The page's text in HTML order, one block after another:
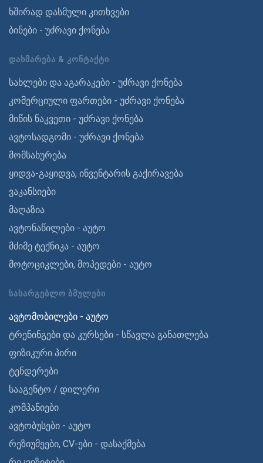
ხშირად დასმული კითხვები
ბინები - უძრავი ქონება
ᲓᲐᲮᲛᲐᲠᲔᲑᲐ & ᲙᲝᲜᲢᲐᲥᲢᲘ
სახლები და აგარაკები - უძრავი ქონება
კომერციული ფართები - უძრავი ქონება
მიწის ნაკვეთი - უძრავი ქონება
ავტოსადგომი - უძრავი ქონება
მომსახურება
ყიდვა-გაყიდვა, ინვენტარის გაქირავება
ვაკანსიები
მაღაზია
ავტონაწილები - აუტო
მძიმე ტექნიკა - აუტო
მოტოციკლები, მოპედები - აუტო
ᲡᲐᲡᲐᲠᲒᲔᲑᲚᲝ ᲑᲛᲣᲚᲔᲑᲘ
ავტომობილები - აუტო
ტრენინგები და კურსები - სწავლა განათლება
ფიზიკური პირი
ტენდერები
სააგენტო / დილერი
კომპანიები
ავტობუსები - აუტო
რეზიუმეები, CV-ები - დასაქმება